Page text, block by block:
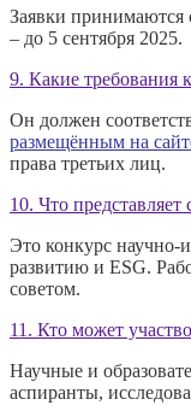
Заявки принимаются
– до 5 сентября 2025.
9. Какие требования
Он должен
размещённым на
права третьих лиц.
10. Что
Это конкурс научно-
развитию и ESG.
советом.
11. Кто может
Научные и
аспиранты,